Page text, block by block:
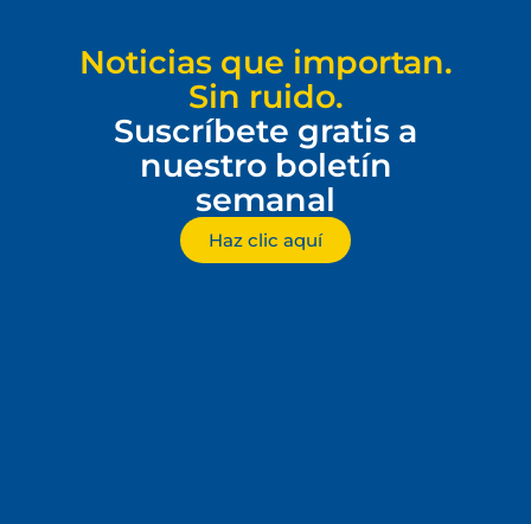
Noticias que importan.
Sin ruido.
Suscríbete gratis a
nuestro boletín
semanal
Haz clic aquí